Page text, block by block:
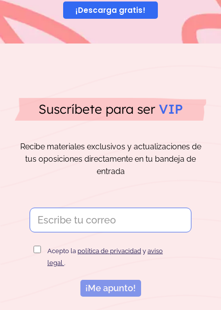
¡Descarga gratis!
Suscríbete para ser VIP
Recibe materiales exclusivos y actualizaciones de
tus oposiciones directamente en tu bandeja de
entrada
Acepto la política de privacidad y aviso
legal .
¡Me apunto!